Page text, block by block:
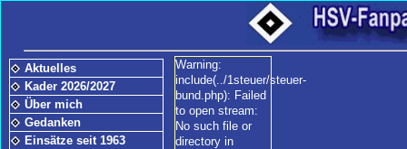
Aktuelles
Kader 2026/2027
Über mich
Gedanken
Einsätze seit 1963
Warning:
include(../1steuer/steuer-
bund.php): Failed
to open stream:
No such file or
directory in